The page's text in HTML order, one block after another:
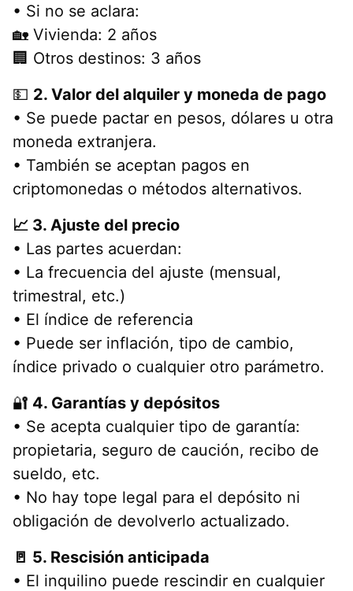
• Si no se aclara:
🏡 Vivienda: 2 años
🏢 Otros destinos: 3 años
💵 2. Valor del alquiler y moneda de pago
• Se puede pactar en pesos, dólares u otra
moneda extranjera.
• También se aceptan pagos en
criptomonedas o métodos alternativos.
📈 3. Ajuste del precio
• Las partes acuerdan:
• La frecuencia del ajuste (mensual,
trimestral, etc.)
• El índice de referencia
• Puede ser inflación, tipo de cambio,
índice privado o cualquier otro parámetro.
🔐 4. Garantías y depósitos
• Se acepta cualquier tipo de garantía:
propietaria, seguro de caución, recibo de
sueldo, etc.
• No hay tope legal para el depósito ni
obligación de devolverlo actualizado.
🚪 5. Rescisión anticipada
• El inquilino puede rescindir en cualquier